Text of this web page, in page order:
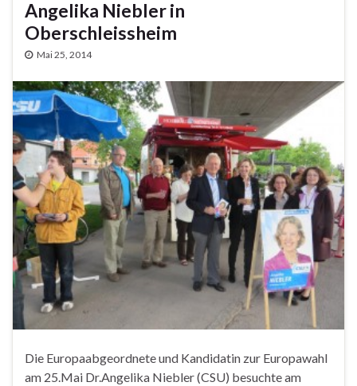
Angelika Niebler in
Oberschleissheim
Mai 25, 2014
Die Europaabgeordnete und Kandidatin zur Europawahl
am 25.Mai Dr.Angelika Niebler (CSU) besuchte am